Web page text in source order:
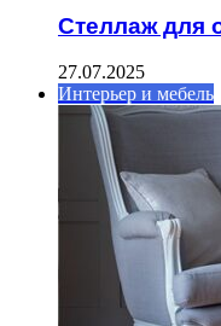
Стеллаж для
27.07.2025
Интерьер и мебель